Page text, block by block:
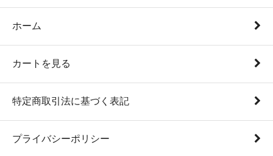
ホーム
カートを見る
特定商取引法に基づく表記
プライバシーポリシー